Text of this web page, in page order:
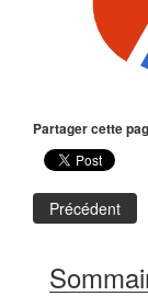
Partager cette
Précédent